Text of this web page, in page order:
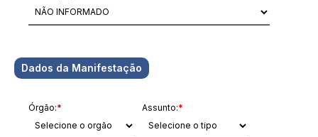
Dados da Manifestação
Órgão:* Assunto:*